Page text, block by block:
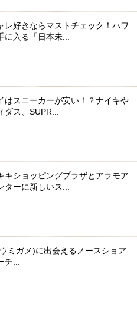
レ好きならマストチェック！ハワ
に入る「日本未...
はスニーカーが安い！？ナイキや
ダス、SUPR...
キショッピングプラザとアラモア
ターに新しいス...
ミガメ)に出会えるノースショア
チ...